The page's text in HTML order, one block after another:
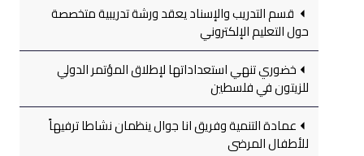
قسم التدريب والإسناد يعقد ورشة تدريبية متخصصة
حول التعليم الإلكتروني
خضوري تنهي استعداداتها لإطلاق المؤتمر الدولي
للزيتون في فلسطين
عمادة التنمية وفريق انا جوال ينظمان نشاطا ترفيهاً
للأطفال المرضى